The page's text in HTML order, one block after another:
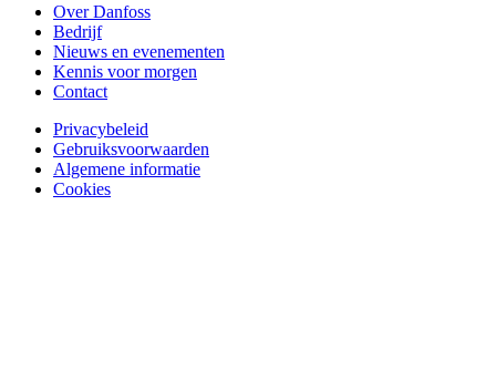
Over Danfoss
Bedrijf
Nieuws en evenementen
Kennis voor morgen
Contact
Privacybeleid
Gebruiksvoorwaarden
Algemene informatie
Cookies